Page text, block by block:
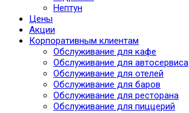
Нептун
Цены
Акции
Корпоративным клиентам
Обслуживание для кафе
Обслуживание для автосервиса
Обслуживание для отелей
Обслуживание для баров
Обслуживание для ресторана
Обслуживание для пиццерий